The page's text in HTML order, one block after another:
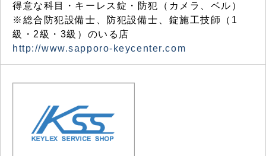
得意な科目・キーレス錠・防犯（カメラ、ベル）
※総合防犯設備士、防犯設備士、錠施工技師（1
級・2級・3級）のいる店
http://www.sapporo-keycenter.com